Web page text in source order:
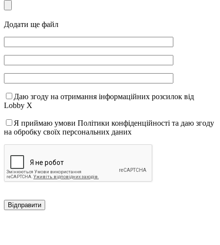
Додати ще файл
Даю згоду на отримання інформаційних розсилок від
Lobby X
Я приймаю умови Політики конфіденційності та даю згоду
на обробку своїх персональних даних